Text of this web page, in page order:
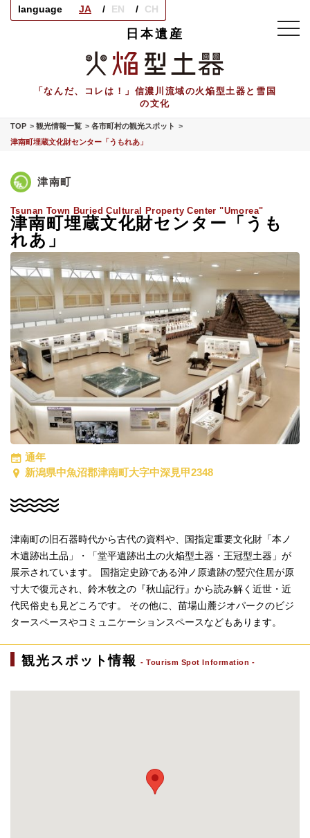
language JA EN CH
日本遺産
「なんだ、コレは！」信濃川流域の火焔型土器と雪国
の文化
TOP 観光情報一覧
各市町村の観光スポット
津南町埋蔵文化財センター「うもれあ」
津南町
Tsunan Town Buried Cultural Property Center "Umorea"
津南町埋蔵文化財センター「うも
れあ」
通年
新潟県中魚沼郡津南町大字中深見甲2348
津南町の旧石器時代から古代の資料や、国指定重要文化財「本ノ
木遺跡出土品」・「堂平遺跡出土の火焔型土器・王冠型土器」が
展示されています。
国指定史跡である沖ノ原遺跡の竪穴住居が原
寸大で復元され、鈴木牧之の『秋山記行』から読み解く近世・近
代民俗史も見どころです。
その他に、苗場山麓ジオパークのビジ
タースペースやコミュニケーションスペースなどもあります。
観光スポット情報 Tourism Spot Information